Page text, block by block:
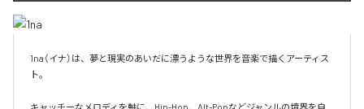
1na（イナ）は、夢と現実のあいだに漂うような世界を音楽で描くアーティス
ト。